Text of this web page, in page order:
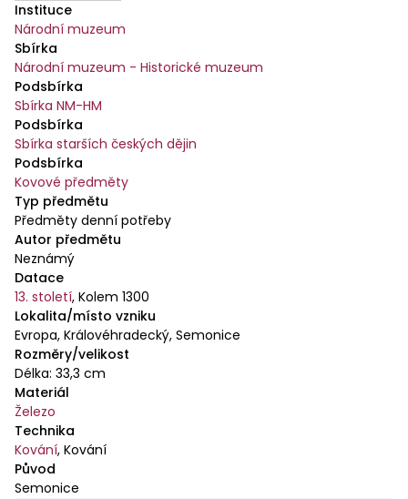
Instituce
Národní muzeum
Sbírka
Národní muzeum - Historické muzeum
Podsbírka
Sbírka NM-HM
Podsbírka
Sbírka starších českých dějin
Podsbírka
Kovové předměty
Typ předmětu
Předměty denní potřeby
Autor předmětu
Neznámý
Datace
13. století, Kolem 1300
Lokalita/místo vzniku
Evropa, Královéhradecký, Semonice
Rozměry/velikost
Délka: 33,3 cm
Materiál
Železo
Technika
Kování, Kování
Původ
Semonice